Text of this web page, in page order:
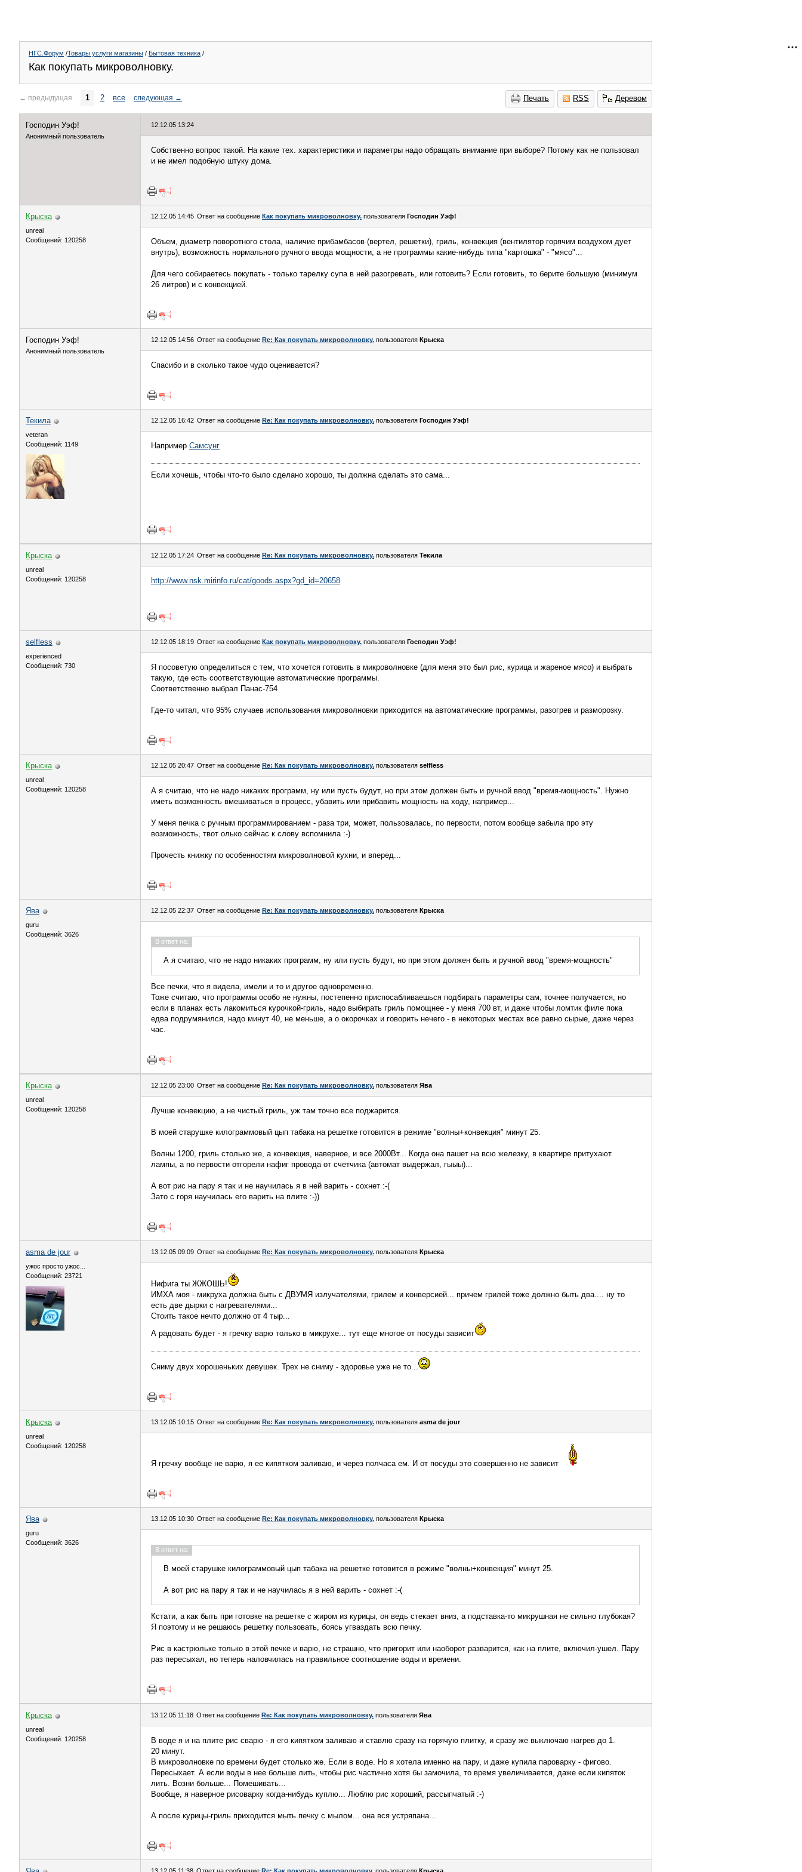
НГС.Форум /Товары услуги магазины / Бытовая техника /
Как покупать микроволновку.
Печать RSS Деревом
← предыдущая 1 2 все следующая →
Господин Уэф!
Анонимный пользователь
12.12.05 13:24
Собственно вопрос такой. На какие тех. характеристики и параметры надо обращать внимание при выборе? Потому как не пользовал
и не имел подобную штуку дома.
Крыска
unreal
Сообщений: 120258
12.12.05 14:45 Ответ на сообщение Как покупать микроволновку. пользователя Господин Уэф!
Объем, диаметр поворотного стола, наличие прибамбасов (вертел, решетки), гриль, конвекция (вентилятор горячим воздухом дует
внутрь), возможность нормального ручного ввода мощности, а не программы какие-нибудь типа "картошка" - "мясо"...
Для чего собираетесь покупать - только тарелку супа в ней разогревать, или готовить? Если готовить, то берите большую (минимум
26 литров) и с конвекцией.
Господин Уэф!
Анонимный пользователь
12.12.05 14:56 Ответ на сообщение Re: Как покупать микроволновку. пользователя Крыска
Спасибо и в сколько такое чудо оценивается?
Текила
veteran
Сообщений: 1149
12.12.05 16:42 Ответ на сообщение Re: Как покупать микроволновку. пользователя Господин Уэф!
Например Самсунг
Если хочешь, чтобы что-то было сделано хорошо, ты должна сделать это сама...
Крыска
unreal
Сообщений: 120258
12.12.05 17:24 Ответ на сообщение Re: Как покупать микроволновку. пользователя Текила
http://www.nsk.mirinfo.ru/cat/goods.aspx?gd_id=20658
selfless
experienced
Сообщений: 730
12.12.05 18:19 Ответ на сообщение Как покупать микроволновку. пользователя Господин Уэф!
Я посоветую определиться с тем, что хочется готовить в микроволновке (для меня это был рис, курица и жареное мясо) и выбрать
такую, где есть соответствующие автоматические программы.
Соответственно выбрал Панас-754
Где-то читал, что 95% случаев использования микроволновки приходится на автоматические программы, разогрев и разморозку.
Крыска
unreal
Сообщений: 120258
12.12.05 20:47 Ответ на сообщение Re: Как покупать микроволновку. пользователя selfless
А я считаю, что не надо никаких программ, ну или пусть будут, но при этом должен быть и ручной ввод "время-мощность". Нужно
иметь возможность вмешиваться в процесс, убавить или прибавить мощность на ходу, например...
У меня печка с ручным программированием - раза три, может, пользовалась, по первости, потом вообще забыла про эту
возможность, твот олько сейчас к слову вспомнила :-)
Прочесть книжку по особенностям микроволновой кухни, и вперед...
Ява
guru
Сообщений: 3626
12.12.05 22:37 Ответ на сообщение Re: Как покупать микроволновку. пользователя Крыска
В ответ на:
А я считаю, что не надо никаких программ, ну или пусть будут, но при этом должен быть и ручной ввод "время-мощность"
Все печки, что я видела, имели и то и другое одновременно.
Тоже считаю, что программы особо не нужны, постепенно приспосабливаешься подбирать параметры сам, точнее получается, но
если в планах есть лакомиться курочкой-гриль, надо выбирать гриль помощнее - у меня 700 вт, и даже чтобы ломтик филе пока
едва подрумянился, надо минут 40, не меньше, а о окорочках и говорить нечего - в некоторых местах все равно сырые, даже через
час.
Крыска
unreal
Сообщений: 120258
12.12.05 23:00 Ответ на сообщение Re: Как покупать микроволновку. пользователя Ява
Лучше конвекцию, а не чистый гриль, уж там точно все поджарится.
В моей старушке килограммовый цып табака на решетке готовится в режиме "волны+конвекция" минут 25.
Волны 1200, гриль столько же, а конвекция, наверное, и все 2000Вт... Когда она пашет на всю железку, в квартире притухают
лампы, а по первости отгорели нафиг провода от счетчика (автомат выдержал, гыыы)...
А вот рис на пару я так и не научилась я в ней варить - сохнет :-(
Зато с горя научилась его варить на плите :-))
asma de jour
ужос просто ужос...
Сообщений: 23721
13.12.05 09:09 Ответ на сообщение Re: Как покупать микроволновку. пользователя Крыска
Нифига ты ЖЖОШЬ!
ИМХА моя - микруха должна быть с ДВУМЯ излучателями, грилем и конверсией... причем грилей тоже должно быть два.... ну то
есть две дырки с нагревателями...
Стоить такое нечто должно от 4 тыр...
А радовать будет - я гречку варю только в микрухе... тут еще многое от посуды зависит
Сниму двух хорошеньких девушек. Трех не сниму - здоровье уже не то...
Крыска
unreal
Сообщений: 120258
13.12.05 10:15 Ответ на сообщение Re: Как покупать микроволновку. пользователя asma de jour
Я гречку вообще не варю, я ее кипятком заливаю, и через полчаса ем. И от посуды это совершенно не зависит
Ява
guru
Сообщений: 3626
13.12.05 10:30 Ответ на сообщение Re: Как покупать микроволновку. пользователя Крыска
В ответ на:
В моей старушке килограммовый цып табака на решетке готовится в режиме "волны+конвекция" минут 25.
А вот рис на пару я так и не научилась я в ней варить - сохнет :-(
Кстати, а как быть при готовке на решетке с жиром из курицы, он ведь стекает вниз, а подставка-то микрушная не сильно глубокая?
Я поэтому и не решаюсь решетку пользовать, боясь угваздать всю печку.
Рис в кастрюльке только в этой печке и варю, не страшно, что пригорит или наоборот разварится, как на плите, включил-ушел. Пару
раз пересыхал, но теперь наловчилась на правильное соотношение воды и времени.
Крыска
unreal
Сообщений: 120258
13.12.05 11:18 Ответ на сообщение Re: Как покупать микроволновку. пользователя Ява
В воде я и на плите рис сварю - я его кипятком заливаю и ставлю сразу на горячую плитку, и сразу же выключаю нагрев до 1.
20 минут.
В микроволновке по времени будет столько же. Если в воде. Но я хотела именно на пару, и даже купила пароварку - фигово.
Пересыхает. А если воды в нее больше лить, чтобы рис частично хотя бы замочила, то время увеличивается, даже если кипяток
лить. Возни больше... Помешивать...
Вообще, я наверное рисоварку когда-нибудь куплю... Люблю рис хороший, рассыпчатый :-)
А после курицы-гриль приходится мыть печку с мылом... она вся устряпана...